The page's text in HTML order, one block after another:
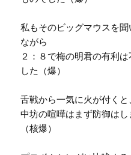
私もそのビッグマウスを
ながら
２：８で梅の明君の有利
した（爆）
舌戦から一気に火が付くと
中坊の喧嘩はまず防御は
（核爆）